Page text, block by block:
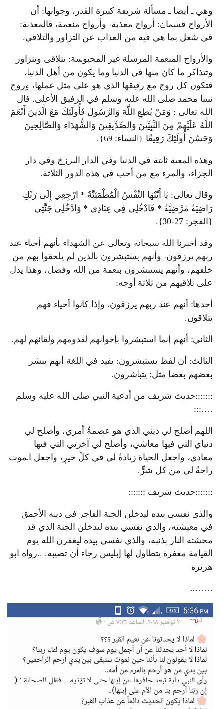
وهي ـ أيضا ـ مسألة شريفة كبيرة القدر، وجوابها: أن
الأرواح قسمان: أرواح معذبة، وأرواح منعمة، فالمعذبة:
في شغل بما هي فيه من العذاب عن التزاور والتلاقي.
والأرواح المنعمة المرسلة غير المحبوسة: تتلاقى وتتزاور
وتتذاكر ما كان منها في الدنيا وما يكون من أهل الدنيا،
فتكون كل روح مع رفيقها الذي هو على مثل عملها، وروح
نبينا محمد صلى الله عليه وسلم في الرفيق الأعلى. قال
الله تعالى : وَمَنْ يُطِعِ اللَّهَ وَالرَّسُولَ فَأُولَئِكَ مَعَ الَّذِينَ أَنْعَمَ
اللَّهُ عَلَيْهِمْ مِنَ النَّبِيِّينَ وَالصِّدِّيقِينَ وَالشُّهَدَاءِ وَالصَّالِحِينَ
وَحَسُنَ أُولَئِكَ رَفِيقًا {النساء: 69}.
وهذه المعية ثابتة في الدنيا وفي الدار البرزخ وفي دار
الجزاء، والمرء مع من أحب في هذه الدور الثلاثة.
وقال تعالى: يَا أَيَّتُهَا النَّفْسُ الْمُطْمَئِنَّةُ * ارْجِعِي إِلَى رَبِّكِ
رَاضِيَةً مَرْضِيَّةً * فَادْخُلِي فِي عِبَادِي * وَادْخُلِي جَنَّتِي
{الفجر: 27-30}.
وقد أخبرنا الله سبحانه وتعالى عن الشهداء بأنهم أحياء عند
ربهم يرزقون، وأنهم يستبشرون بالذين لم يلحقوا بهم من
خلفهم، وأنهم يستبشرون بنعمة من الله وفضل، وهذا يدل
على تلاقيهم من ثلاثة أوجه:
أحدها: أنهم عند ربهم يرزقون، وإذا كانوا أحياء فهم
يتلاقون.
الثاني: أنهم إنما استبشروا بإخوانهم لقدومهم ولقائهم لهم.
الثالث: أن لفظ يستبشرون: يفيد في اللغة أنهم يبشر
بعضهم بعضا مثل: يتباشرون.
:::::::حديث شريف من أدعية النبي صلى الله عليه وسلم
….:::
اللهم أصلح لي ديني الذي هو عصمةُ أمري، وأصلح لي
دنياي التي فيها معاشي، وأصلح لي آخرتي التي فيها
معادي، واجعل الحياة زيادةً لي في كلِّ خيرٍ، واجعل الموت
راحةً لي من كل شرٍّ.
:::::::حديث شريف :::::::
والذي نفسي بيده ليدخلن الجنة الفاجر في دينه الأحمق
في معيشته، والذي نفسي بيده ليدخلن الجنة الذي قد
محشته النار بذنبه، والذي نفسي بيده ليغفرن الله يوم
القيامة مغفرة يتطاول لها إبليس رجاء أن تصيبه. ..رواه ابو
هريره
……..